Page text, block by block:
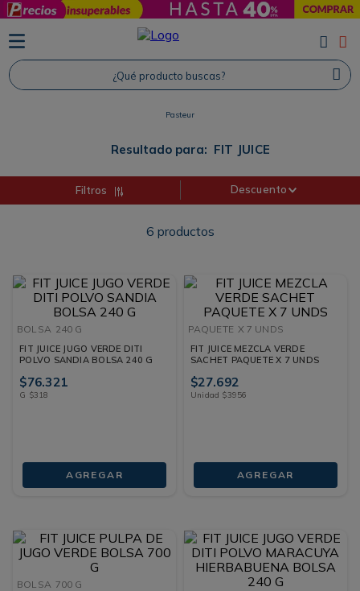
¿Qué producto buscas?
Pasteur
Resultado para: FIT JUICE
Filtros Descuento
6 productos
BOLSA 240 G
FIT JUICE JUGO VERDE DITI
POLVO SANDIA BOLSA 240 G
$76.321
G $318
AGREGAR
PAQUETE X 7 UNDS
FIT JUICE MEZCLA VERDE
SACHET PAQUETE X 7 UNDS
$27.692
Unidad $3956
AGREGAR
BOLSA 700 G
TÉRMINOS MÁS BUSCADOS
1. Protector Solar
2. Proteina